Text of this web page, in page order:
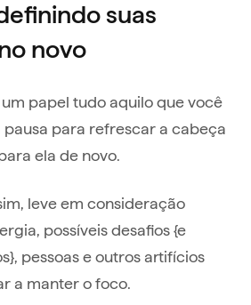
suas
novo
papel tudo aquilo que você
para refrescar a cabeça
ela de novo.
leve em consideração
possíveis desafios {e
pessoas e outros artifícios
a manter o foco.